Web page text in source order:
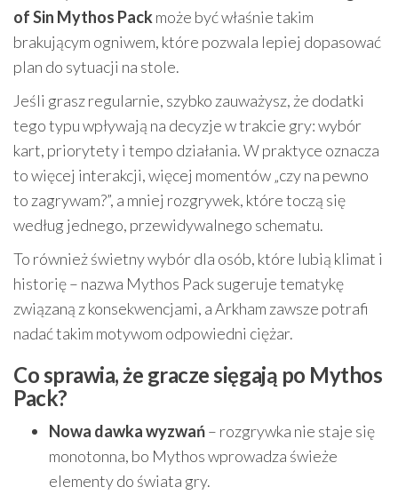
of Sin Mythos Packmoże być właśnie takim
brakującym ogniwem, które pozwala lepiej dopasować
plan do sytuacji na stole.
Jeśli grasz regularnie, szybko zauważysz, że dodatki
tego typu wpływają na decyzje w trakcie gry: wybór
kart, priorytety i tempo działania. W praktyce oznacza
to więcej interakcji, więcej momentów „czy na pewno
to zagrywam?”, a mniej rozgrywek, które toczą się
według jednego, przewidywalnego schematu.
To również świetny wybór dla osób, które lubią klimat i
historię – nazwa Mythos Pack sugeruje tematykę
związaną z konsekwencjami, a Arkham zawsze potrafi
nadać takim motywom odpowiedni ciężar.
Co sprawia, że gracze sięgają po Mythos
Pack?
Nowa dawka wyzwań– rozgrywka nie staje się
monotonna, bo Mythos wprowadza świeże
elementy do świata gry.